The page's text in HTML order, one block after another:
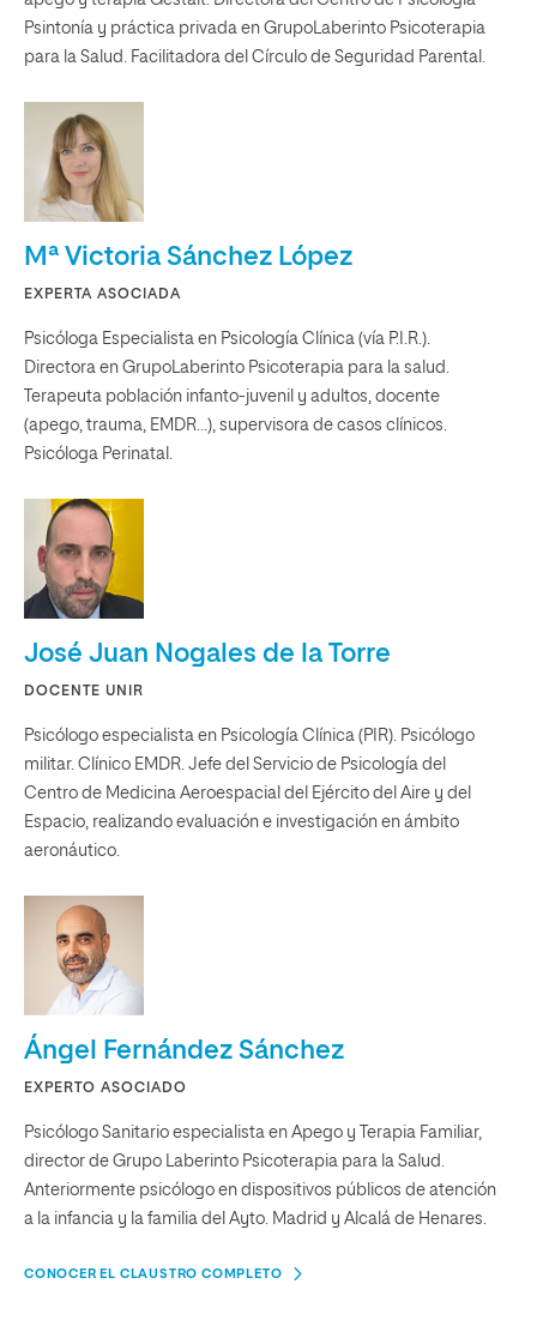
Psintonía y práctica privada en GrupoLaberinto Psicoterapia
para la Salud. Facilitadora del Círculo de Seguridad Parental.
Mª Victoria Sánchez López
EXPERTA ASOCIADA
Psicóloga Especialista en Psicología Clínica (vía P.I.R.).
Directora en GrupoLaberinto Psicoterapia para la salud.
Terapeuta población infanto-juvenil y adultos, docente
(apego, trauma, EMDR…), supervisora de casos clínicos.
Psicóloga Perinatal.
José Juan Nogales de la Torre
DOCENTE UNIR
Psicólogo especialista en Psicología Clínica (PIR). Psicólogo
militar. Clínico EMDR. Jefe del Servicio de Psicología del
Centro de Medicina Aeroespacial del Ejército del Aire y del
Espacio, realizando evaluación e investigación en ámbito
aeronáutico.
Ángel Fernández Sánchez
EXPERTO ASOCIADO
Psicólogo Sanitario especialista en Apego y Terapia Familiar,
director de Grupo Laberinto Psicoterapia para la Salud.
Anteriormente psicólogo en dispositivos públicos de atención
a la infancia y la familia del Ayto. Madrid y Alcalá de Henares.
CONOCER EL CLAUSTRO COMPLETO